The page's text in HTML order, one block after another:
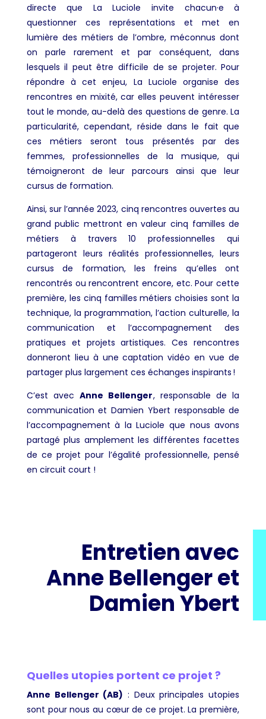
directe que La Luciole invite chacun·e à
questionner ces représentations et met en
lumière des métiers de l’ombre, méconnus dont
on parle rarement et par conséquent, dans
lesquels il peut être difficile de se projeter. Pour
répondre à cet enjeu, La Luciole organise des
rencontres en mixité, car elles peuvent intéresser
tout le monde, au-delà des questions de genre. La
particularité, cependant, réside dans le fait que
ces métiers seront tous présentés par des
femmes, professionnelles de la musique, qui
témoigneront de leur parcours ainsi que leur
cursus de formation.
Ainsi, sur l’année 2023, cinq rencontres ouvertes au
grand public mettront en valeur cinq familles de
métiers à travers 10 professionnelles qui
partageront leurs réalités professionnelles, leurs
cursus de formation, les freins qu’elles ont
rencontrés ou rencontrent encore, etc. Pour cette
première, les cinq familles métiers choisies sont la
technique, la programmation, l’action culturelle, la
communication et l’accompagnement des
pratiques et projets artistiques. Ces rencontres
donneront lieu à une captation vidéo en vue de
partager plus largement ces échanges inspirants !
C’est avecAnne Bellenger, responsable de la
communication et Damien Ybert responsable de
l’accompagnement à la Luciole que nous avons
partagé plus amplement les différentes facettes
de ce projet pour l’égalité professionnelle, pensé
en circuit court !
Entretien avec
Anne Bellenger et
Damien Ybert
Quelles utopies portent ce projet ?
Anne Bellenger (AB) : Deux principales utopies
sont pour nous au cœur de ce projet. La première,